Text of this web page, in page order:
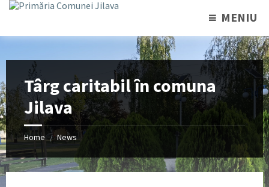
MENIU
Târg caritabil în comuna
Jilava
Home / News